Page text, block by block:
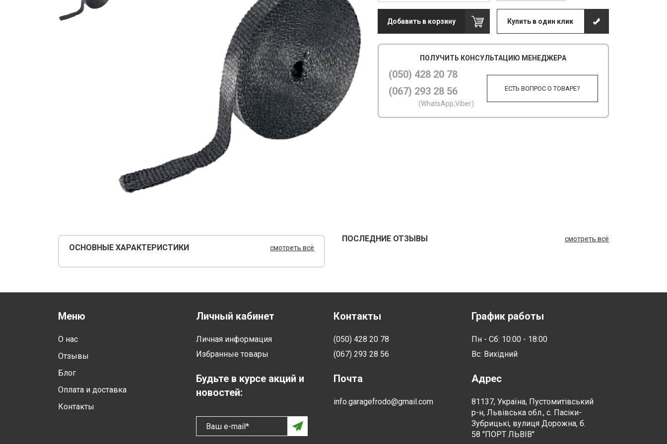
Гідравлічне масло
Добавить в корзину Купить в один клик
ПОЛУЧИТЬ КОНСУЛЬТАЦИЮ МЕНЕДЖЕРА
(050) 428 20 78
(067) 293 28 56
(WhatsApp,Viber)
ЕСТЬ ВОПРОС О ТОВАРЕ?
ОСНОВНЫЕ ХАРАКТЕРИСТИКИ смотреть всё
ПОСЛЕДНИЕ ОТЗЫВЫ смотреть всё
Меню
О нас
Отзывы
Блог
Оплата и доставка
Контакты
Личный кабинет
Личная информация
Избранные товары
Будьте в курсе акций и
новостей:
Ваш e-mail*
Контакты
(050) 428 20 78
(067) 293 28 56
Почта
info.garagefrodo@gmail.com
График работы
Пн - Сб: 10:00 - 18:00
Вс: Вихідний
Адрес
81137, Україна, Пустомитівський
р-н, Львівська обл., с. Пасіки-
Зубрицькі, вулиця Дорожна, б.
58 "ПОРТ ЛЬВІВ"